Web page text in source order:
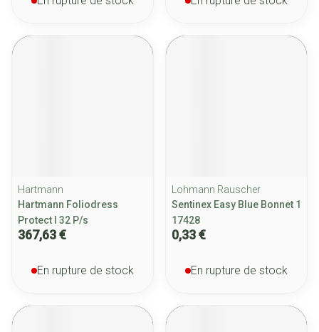
Hartmann
Hartmann Foliodress
Protect l 32 P/s
367,63 €
En rupture de stock
Lohmann Rauscher
Sentinex Easy Blue Bonnet 1
17428
0,33 €
En rupture de stock